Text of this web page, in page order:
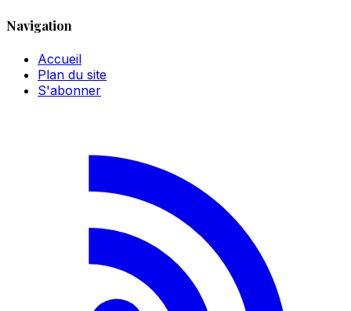
Navigation
Accueil
Plan du site
S'abonner